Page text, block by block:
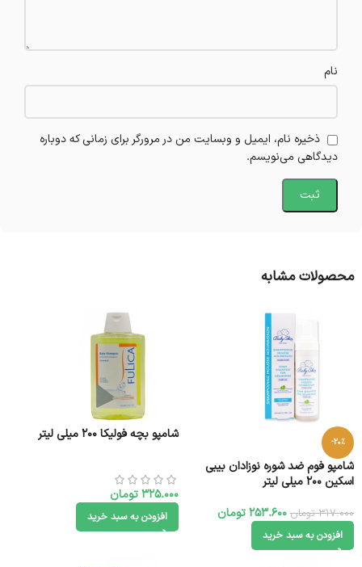
نام
ذخیره نام، ایمیل و وبسایت من در مرورگر برای زمانی که دوباره
دیدگاهی می‌نویسم.
محصولات مشابه
-20%
شامپو فوم ضد شوره نوزادان بیبی
اسکین 200 میلی لیتر
317.000 تومان 253.600تومان
افزودن به سبد خرید
شامپو بچه فولیکا 200 میلی لیتر
325.000تومان
افزودن به سبد خرید